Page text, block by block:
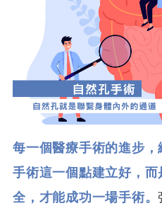
每一個醫療手術的進步
手術這一個點建立好，
全，才能成功一場手術。